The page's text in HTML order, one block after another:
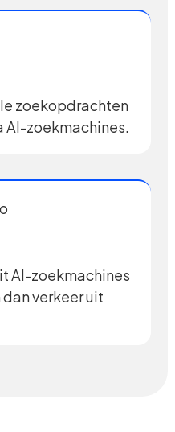
zoekopdrachten
AI-zoekmachines.
AI-zoekmachines
verkeer uit